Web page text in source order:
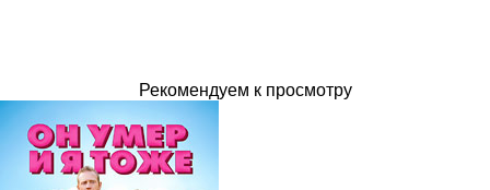
Рекомендуем к просмотру